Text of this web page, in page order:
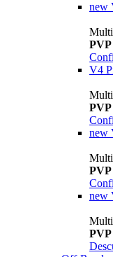
new
PVP
V4
PVP
new
PVP
new
PVP